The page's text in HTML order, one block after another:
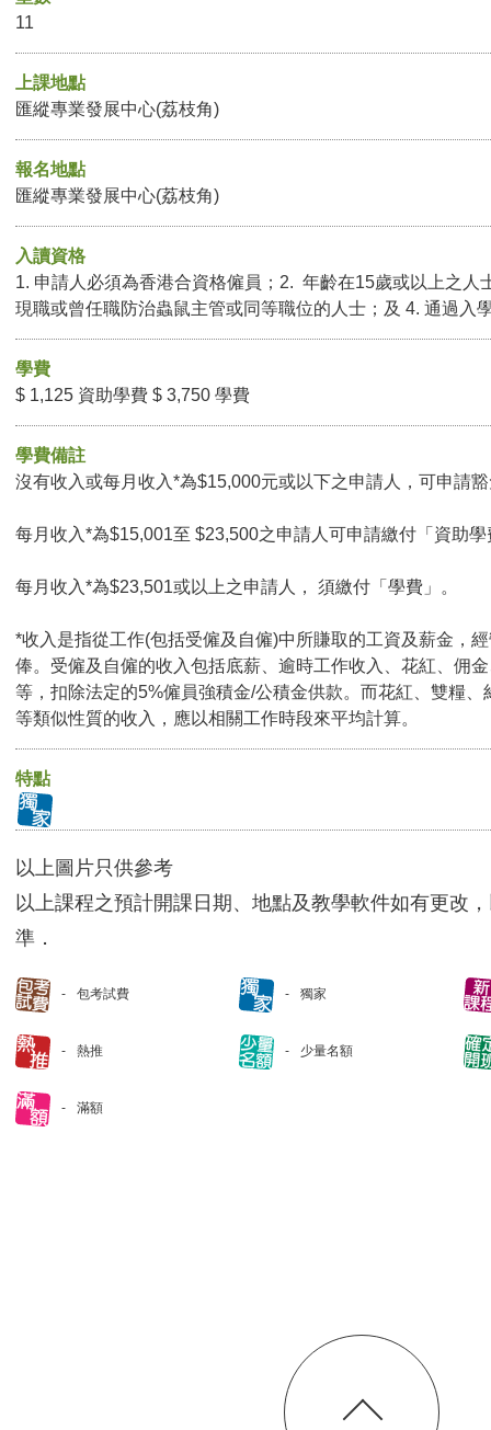
11
上課地點
匯縱專業發展中心(荔枝角)
報名地點
匯縱專業發展中心(荔枝角)
入讀資格
1. 申請人必須為香港合資格僱員；2. 年齡在15歲或以上之人
現職或曾任職防治蟲鼠主管或同等職位的人士；及 4. 通過入
學費
$ 1,125 資助學費 $ 3,750 學費
學費備註
沒有收入或每月收入*為$15,000元或以下之申請人，可申請
每月收入*為$15,001至 $23,500之申請人可申請繳付「資助學
每月收入*為$23,501或以上之申請人， 須繳付「學費」。
*收入是指從工作(包括受僱及自僱)中所賺取的工資及薪金，
俸。受僱及自僱的收入包括底薪、逾時工作收入、花紅、佣
等，扣除法定的5%僱員強積金/公積金供款。而花紅、雙糧、
等類似性質的收入，應以相關工作時段來平均計算。
特點
以上圖片只供參考
以上課程之預計開課日期、地點及教學軟件如有更改
準．
包考試費 獨家
熱推 少量名額
滿額